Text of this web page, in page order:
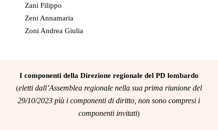
Zani Filippo
Zeni Annamaria
Zoni Andrea Giulia
I componenti della Direzione regionale del PD lombardo
(eletti dall’Assemblea regionale nella sua prima riunione del
29/10/2023 più i componenti di diritto, non sono compresi i
componenti invitati)